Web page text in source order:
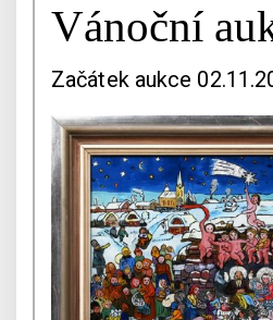
Vánoční
Začátek aukce